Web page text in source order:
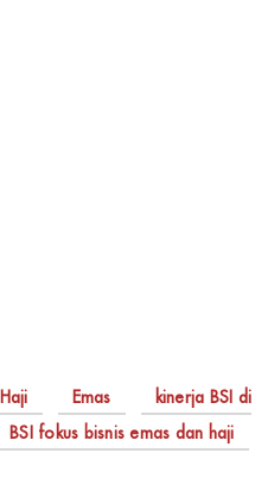
Haji Emas
kinerja BSI di
BSI fokus bisnis emas dan haji